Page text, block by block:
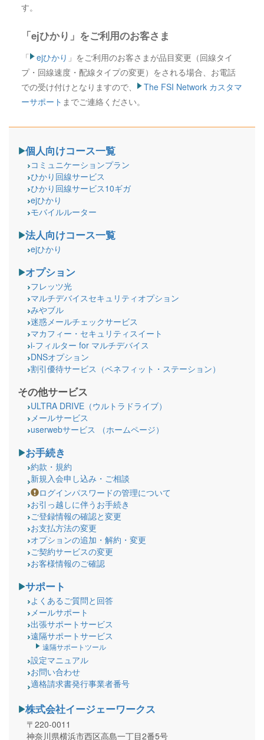
す。
「ejひかり」 をご利用のお客さま
「 ejひかり 」 をご利用のお客さまが品目変更（回線タイ
プ・回線速度・配線タイプの変更）をされる場合、お電話
での受け付けとなりますので、
The FSI Network カスタマ
ーサポート までご連絡ください。
個人向けコース一覧
コミュニケーションプラン
ひかり回線サービス
ひかり回線サービス10ギガ
ejひかり
モバイルルーター
法人向けコース一覧
ejひかり
オプション
フレッツ光
マルチデバイスセキュリティオプション
みやブル
迷惑メールチェックサービス
マカフィー・セキュリティスイート
i-フィルター for マルチデバイス
DNSオプション
割引優待サービス（ベネフィット・ステーション）
その他サービス
ULTRA DRIVE（ウルトラドライブ）
メールサービス
userwebサービス （ホームページ）
お手続き
約款・規約
新規入会申し込み・ご相談
ログインパスワードの管理について
お引っ越しに伴うお手続き
ご登録情報の確認と変更
お支払方法の変更
オプションの追加・解約・変更
ご契約サービスの変更
お客様情報のご確認
サポート
よくあるご質問と回答
メールサポート
出張サポートサービス
遠隔サポートサービス
遠隔サポートツール
設定マニュアル
お問い合わせ
適格請求書発行事業者番号
株式会社イージェーワークス
〒220-0011
神奈川県横浜市西区高島一丁目2番5号